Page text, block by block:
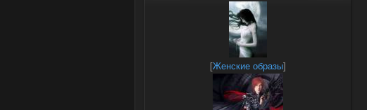
[Женские образы]